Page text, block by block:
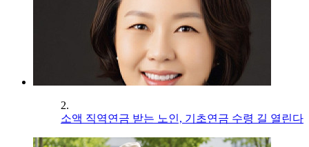
2.
소액 직역연금 받는 노인, 기초연금 수령 길 열린다